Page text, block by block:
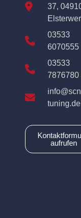
37,
03533
6070555
03533
7876780
tuning.de
aufrufen